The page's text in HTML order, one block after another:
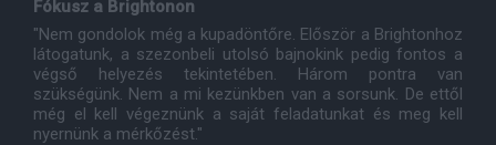
Fókusz a Brightonon
"Nem gondolok még a kupadöntőre. Először a Brightonhoz
látogatunk, a szezonbeli utolsó bajnokink pedig fontos a
végső helyezés tekintetében. Három pontra van
szükségünk. Nem a mi kezünkben van a sorsunk. De ettől
még el kell végeznünk a saját feladatunkat és meg kell
nyernünk a mérkőzést."